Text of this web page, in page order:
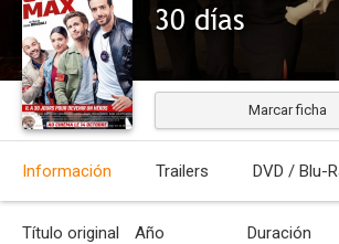
30 días
Marcar ficha
Información Trailers DVD / Blu-
Título original Año Duración